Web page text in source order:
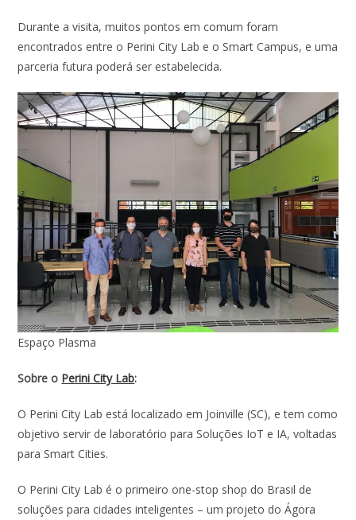
Durante a visita, muitos pontos em comum foram
encontrados entre o Perini City Lab e o Smart Campus, e uma
parceria futura poderá ser estabelecida.
Espaço Plasma
Sobre o Perini City Lab:
O Perini City Lab está localizado em Joinville (SC), e tem como
objetivo servir de laboratório para Soluções IoT e IA, voltadas
para Smart Cities.
O Perini City Lab é o primeiro one-stop shop do Brasil de
soluções para cidades inteligentes – um projeto do Ágora